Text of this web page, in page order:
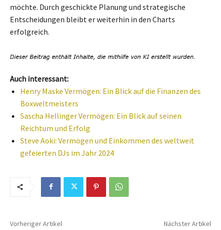
möchte. Durch geschickte Planung und strategische
Entscheidungen bleibt er weiterhin in den Charts
erfolgreich.
Auch interessant:
Henry Maske Vermögen: Ein Blick auf die Finanzen des
Boxweltmeisters
Sascha Hellinger Vermögen: Ein Blick auf seinen
Reichtum und Erfolg
Steve Aoki: Vermögen und Einkommen des weltweit
gefeierten DJs im Jahr 2024
Vorheriger Artikel Nächster Artikel